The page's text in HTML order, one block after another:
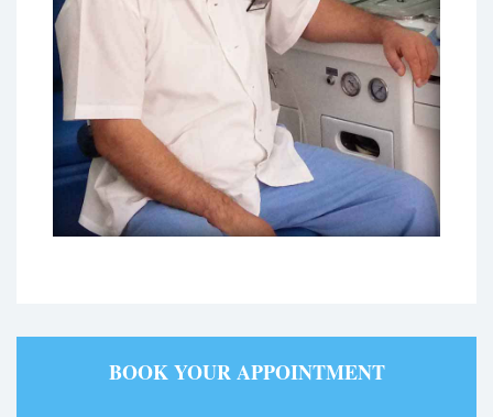
BOOK YOUR APPOINTMENT